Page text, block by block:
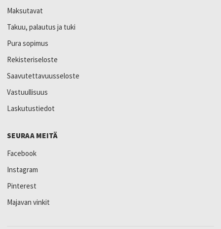
Maksutavat
Takuu, palautus ja tuki
Pura sopimus
Rekisteriseloste
Saavutettavuusseloste
Vastuullisuus
Laskutustiedot
SEURAA MEITÄ
Facebook
Instagram
Pinterest
Majavan vinkit